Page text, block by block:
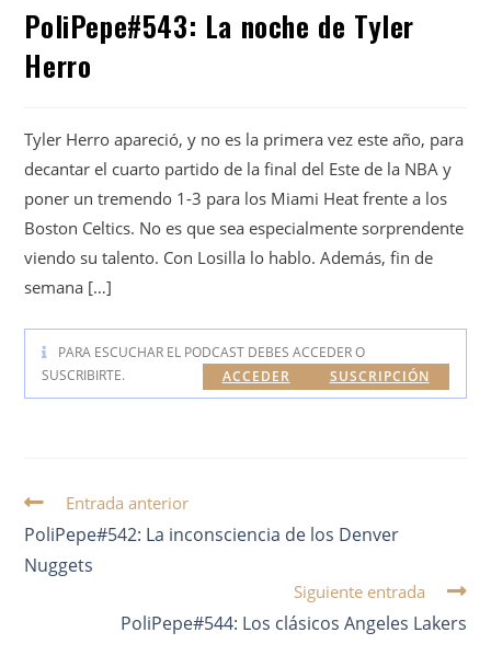
PoliPepe#543: La noche de Tyler
Herro
Tyler Herro apareció, y no es la primera vez este año, para
decantar el cuarto partido de la final del Este de la NBA y
poner un tremendo 1-3 para los Miami Heat frente a los
Boston Celtics. No es que sea especialmente sorprendente
viendo su talento. Con Losilla lo hablo. Además, fin de
semana […]
PARA ESCUCHAR EL PODCAST DEBES ACCEDER O
SUSCRIBIRTE.
SUSCRIPCIÓN
ACCEDER
Entrada anterior
PoliPepe#542: La inconsciencia de los Denver
Nuggets
Siguiente entrada
PoliPepe#544: Los clásicos Angeles Lakers